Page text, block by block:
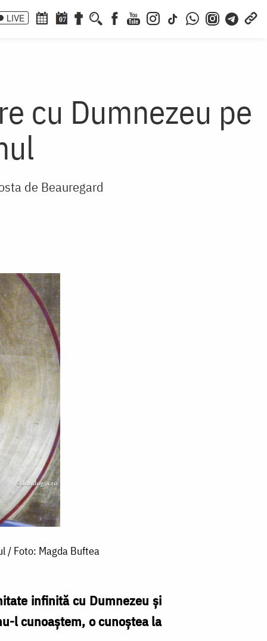
LIVE 07
cu Dumnezeu pe
de Beauregard
/ Foto: Magda Buftea
infinită cu Dumnezeu și
l cunoaștem, o cunoștea la